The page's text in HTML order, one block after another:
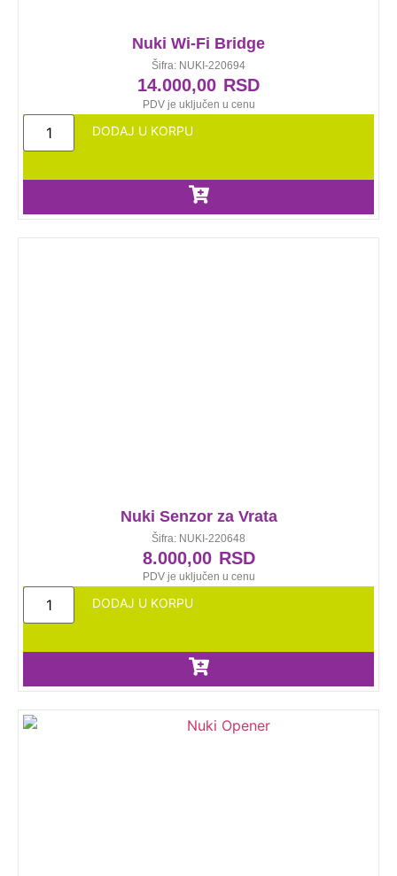
Nuki Wi-Fi Bridge
Šifra: NUKI-220694
14.000,00 RSD
PDV je uključen u cenu
DODAJ U KORPU
Nuki Senzor za Vrata
Šifra: NUKI-220648
8.000,00 RSD
PDV je uključen u cenu
DODAJ U KORPU